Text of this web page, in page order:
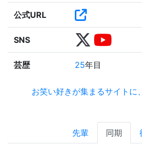
公式URL
SNS
芸歴 25年目
お笑い好きが集まるサイトに
先輩 同期